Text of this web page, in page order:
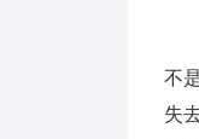
不
失